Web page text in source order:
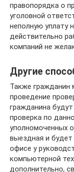
правопорядка о
уголовной
неполную уплату
действительно
компаний не
Другие
Также гражданин
проведение
гражданина
проверка по
уполномоченных
выездная и
офисе у
компьютерной
дополнительно,